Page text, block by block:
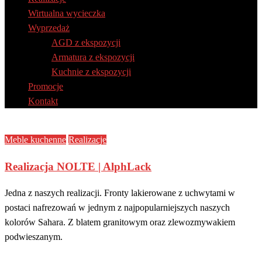
Wirtualna wycieczka
Wyprzedaż
AGD z ekspozycji
Armatura z ekspozycji
Kuchnie z ekspozycji
Promocje
Kontakt
Meble kuchenne Realizacje
Realizacja NOLTE | AlphLack
Jedna z naszych realizacji. Fronty lakierowane z uchwytami w
postaci nafrezowań w jednym z najpopularniejszych naszych
kolorów Sahara. Z blatem granitowym oraz zlewozmywakiem
podwieszanym.